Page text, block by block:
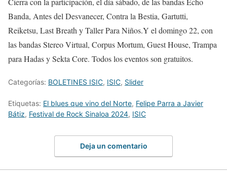
Banda, Antes del Desvanecer, Contra la Bestia, Gartutti,
Reiketsu, LastBreath y Taller Para Niños.Y el domingo 22, con
lasbandasStereoVirtual, CorpusMortum, GuestHouse, Trampa
para Hadas ySekta Core. Todos los eventos son gratuitos.
Categorías: BOLETINES ISIC, ISIC, Slider
Etiquetas: El blues que vino del Norte, Felipe Parra a Javier
Bátiz, Festival de Rock Sinaloa 2024, ISIC
Deja un comentario